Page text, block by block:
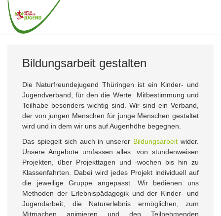
Zum
Hauptinhalt
springen
Bildungsarbeit gestalten
Die Naturfreundejugend Thüringen ist ein Kinder- und
Jugendverband, für den die Werte Mitbestimmung und
Teilhabe besonders wichtig sind. Wir sind ein Verband,
der von jungen Menschen für junge Menschen gestaltet
wird und in dem wir uns auf Augenhöhe begegnen.
Das spiegelt sich auch in unserer Bildungsarbeit wider.
Unsere Angebote umfassen alles: von stundenweisen
Projekten, über Projekttagen und -wochen bis hin zu
Klassenfahrten. Dabei wird jedes Projekt individuell auf
die jeweilige Gruppe angepasst. Wir bedienen uns
Methoden der Erlebnispädagogik und der Kinder- und
Jugendarbeit, die Naturerlebnis ermöglichen, zum
Mitmachen animieren und den Teilnehmenden